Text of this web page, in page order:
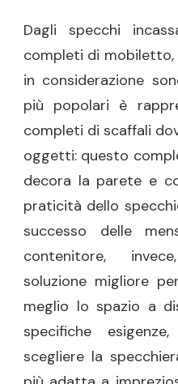
Dagli specchi
completi di mobiletto,
in considerazione
più popolari è
completi di scaffali
oggetti: questo
decora la parete e
praticità dello
successo delle
contenitore,
soluzione migliore
meglio lo spazio a
specifiche
scegliere la